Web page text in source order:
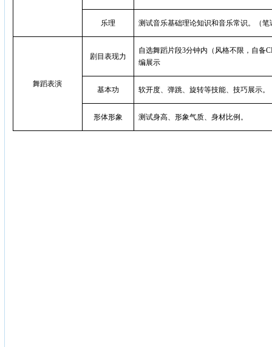
乐理 测试音乐基础理论知识和音乐常识。（笔
舞蹈表演
剧目表现力
自选舞蹈片段3分钟内（风格不限，自备
编展示
基本功 软开度、弹跳、旋转等技能、技巧展示。
形体形象 测试身高、形象气质、身材比例。